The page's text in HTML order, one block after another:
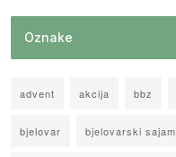
Oznake
advent akcija bbz
bjelovar bjelovarski sajam